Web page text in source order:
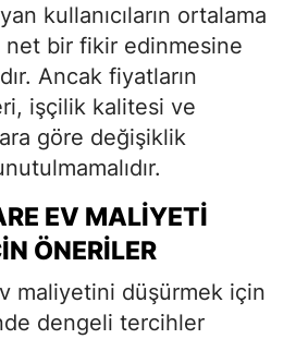
kullanıcıların ortalama
net bir fikir edinmesine
Ancak fiyatların
işçilik kalitesi ve
göre değişiklik
EV MALIYETI
ÖNERILER
maliyetini düşürmek için
dengeli tercihler